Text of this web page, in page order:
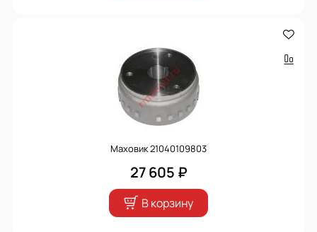
Маховик 21040109803
27 605 ₽
В корзину